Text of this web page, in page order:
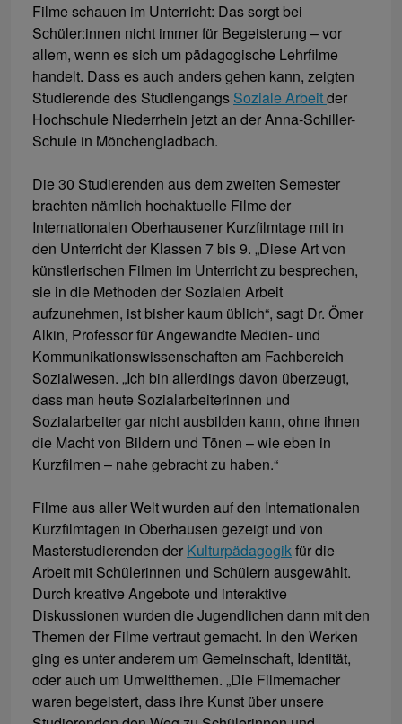
Filme schauen im Unterricht: Das sorgt bei
Schüler:innen nicht immer für Begeisterung – vor
allem, wenn es sich um pädagogische Lehrfilme
handelt. Dass es auch anders gehen kann, zeigten
Studierende des Studiengangs Soziale Arbeitder
Hochschule Niederrhein jetzt an der Anna-Schiller-
Schule in Mönchengladbach.
Die 30 Studierenden aus dem zweiten Semester
brachten nämlich hochaktuelle Filme der
Internationalen Oberhausener Kurzfilmtage mit in
den Unterricht der Klassen 7 bis 9. „Diese Art von
künstlerischen Filmen im Unterricht zu besprechen,
sie in die Methoden der Sozialen Arbeit
aufzunehmen, ist bisher kaum üblich“, sagt Dr. Ömer
Alkin, Professor für Angewandte Medien- und
Kommunikationswissenschaften am Fachbereich
Sozialwesen. „Ich bin allerdings davon überzeugt,
dass man heute Sozialarbeiterinnen und
Sozialarbeiter gar nicht ausbilden kann, ohne ihnen
die Macht von Bildern und Tönen – wie eben in
Kurzfilmen – nahe gebracht zu haben.“
Filme aus aller Welt wurden auf den Internationalen
Kurzfilmtagen in Oberhausen gezeigt und von
Masterstudierenden der Kulturpädagogikfür die
Arbeit mit Schülerinnen und Schülern ausgewählt.
Durch kreative Angebote und interaktive
Diskussionen wurden die Jugendlichen dann mit den
Themen der Filme vertraut gemacht. In den Werken
ging es unter anderem um Gemeinschaft, Identität,
oder auch um Umweltthemen. „Die Filmemacher
waren begeistert, dass ihre Kunst über unsere